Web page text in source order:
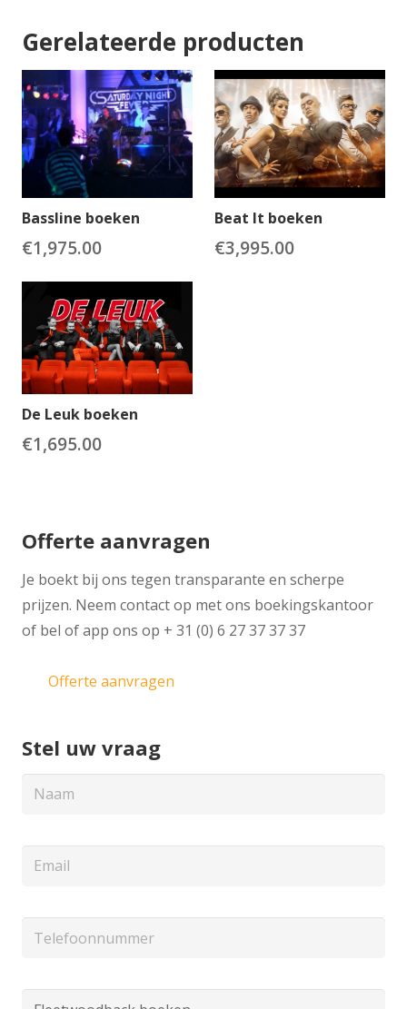
Gerelateerde producten
Bassline boeken
€1,975.00
Beat It boeken
€3,995.00
De Leuk boeken
€1,695.00
Offerte aanvragen
Je boekt bij ons tegen transparante en scherpe
prijzen. Neem contact op met ons boekingskantoor
of bel of app ons op + 31 (0) 6 27 37 37 37
Offerte aanvragen
Stel uw vraag